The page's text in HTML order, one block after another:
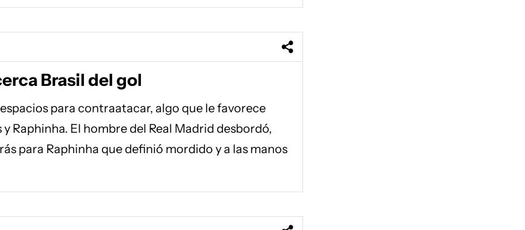
Brasil del gol
para contraatacar, algo que le favorece
Raphinha. El hombre del Real Madrid desbordó,
para Raphinha que definió mordido y a las manos